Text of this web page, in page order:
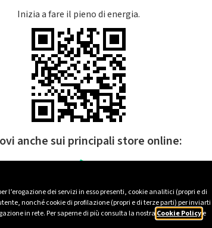
l’erogazione dei servizi in esso presenti, cookie analitici (propri e di
nonché cookie di profilazione (propri e di terze parti) per inviarti
in rete. Per saperne di più consulta la nostra Cookie Policye
Inizia a fare il pieno di energia.
anche sui principali store online: